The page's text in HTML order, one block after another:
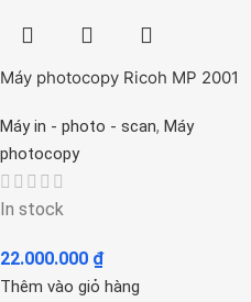
Máy photocopy Ricoh MP 2001
Máy in - photo - scan, Máy
photocopy
In stock
22.000.000 ₫
Thêm vào giỏ hàng